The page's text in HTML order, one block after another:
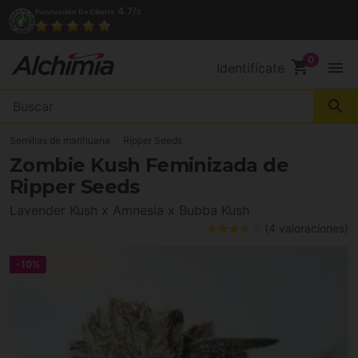
Identifícate shopping_cart menu
search
Semillas de marihuana Ripper Seeds
Zombie Kush Feminizada de
Ripper Seeds
Lavender Kush x Amnesia x Bubba Kush
(4 valoraciones)
-10%